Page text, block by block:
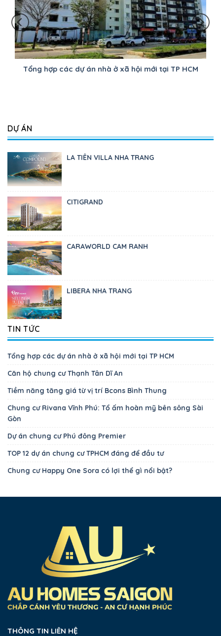
Tổng hợp các dự án nhà ở xã hội mới tại TP HCM
DỰ ÁN
LA TIÊN VILLA NHA TRANG
CITIGRAND
CARAWORLD CAM RANH
LIBERA NHA TRANG
TIN TỨC
Tổng hợp các dự án nhà ở xã hội mới tại TP HCM
Căn hộ chung cư Thạnh Tân Dĩ An
Tiềm năng tăng giá từ vị trí Bcons Bình Thung
Chung cư Rivana Vĩnh Phú: Tổ ấm hoàn mỹ bên sông Sài
Gòn
Dự án chung cư Phú đông Premier
TOP 12 dự án chung cư TPHCM đáng để đầu tư
Chung cư Happy One Sora có lợi thể gì nổi bật?
THÔNG TIN LIÊN HỆ